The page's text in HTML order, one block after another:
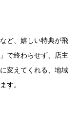
ど、嬉しい特典が飛
で終わらせず、店主
変えてくれる、地域
す。